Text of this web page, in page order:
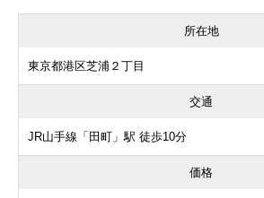
所在地
東京都港区芝浦２丁目
交通
JR山手線「田町」駅 徒歩10分
価格